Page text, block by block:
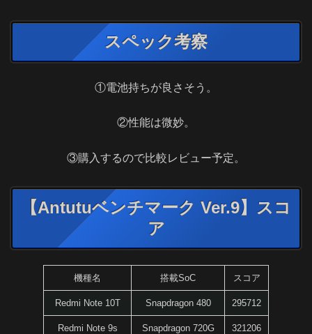
スペック考察
①電池持ちが良さそう。
②性能は微妙。
③購入するので比較レビュー予定。
【Antutuベンチマーク Ver.9】スコ
ア
機種名 搭載SoC スコア
Redmi Note 10T Snapdragon 480 295712
Redmi Note 9s Snapdragon 720G 321206